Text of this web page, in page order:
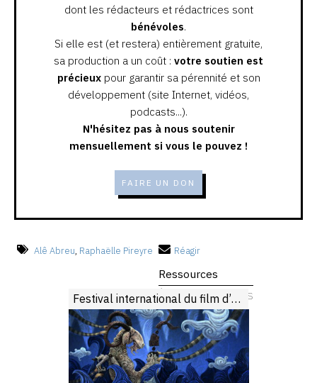
dont les rédacteurs et rédactrices sont
bénévoles.
Si elle est (et restera) entièrement gratuite,
sa production a un coût : votre soutien est
précieuxpour garantir sa pérennité et son
développement (site Internet, vidéos,
podcasts...).
N'hésitez pas à nous soutenir
mensuellement si vous le pouvez !
FAIRE UN DON
Alê Abreu, Raphaëlle Pireyre Réagir
Ressources
À partir de 7 ans
Festival international du film d’animation d’Annecy